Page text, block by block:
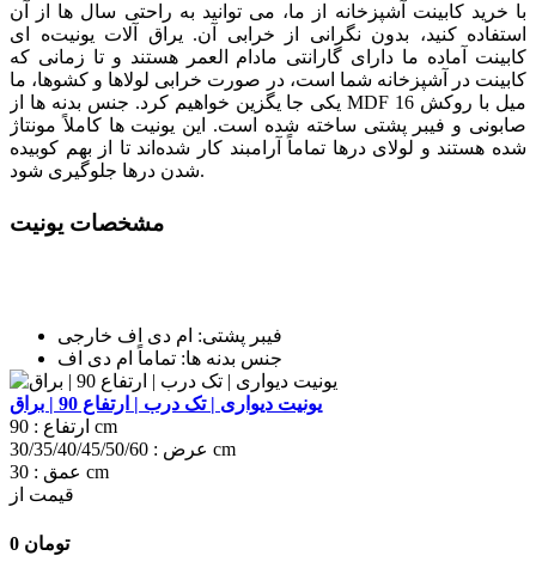
با خرید کابینت آشپزخانه از ما، می‌ توانید به‌ راحتی سال‌ ها از آن
استفاده کنید، بدون نگرانی از خرابی آن. یراق‌ آلات یونیت‌ه ای
کابینت آماده ما دارای گارانتی مادام‌ العمر هستند و تا زمانی که
کابینت در آشپزخانه شما است، در صورت خرابی لولاها و کشوها، ما
یکی جا یگزین خواهیم کرد. جنس بدنه‌ ها از MDF 16 میل با روکش
صابونی و فیبر پشتی ساخته شده است. این یونیت‌ ها کاملاً مونتاژ
شده هستند و لولای درها تماماً آرامبند کار شده‌اند تا از بهم‌ کوبیده
شدن درها جلوگیری شود.
مشخصات یونیت
فیبر پشتی: ام دی اف خارجی
جنس بدنه‌ ها: تماماً ام دی اف
جنس پایه‌ ها: پلاستیک درجه یک
جنس نوار: پی وی سی درجه یک با ستاره دار کن
یونیت دیواری | تک درب | ارتفاع 90 | براق
ارتفاع : 90 cm
عرض : 30/35/40/45/50/60 cm
عمق : 30 cm
قیمت از
0 تومان